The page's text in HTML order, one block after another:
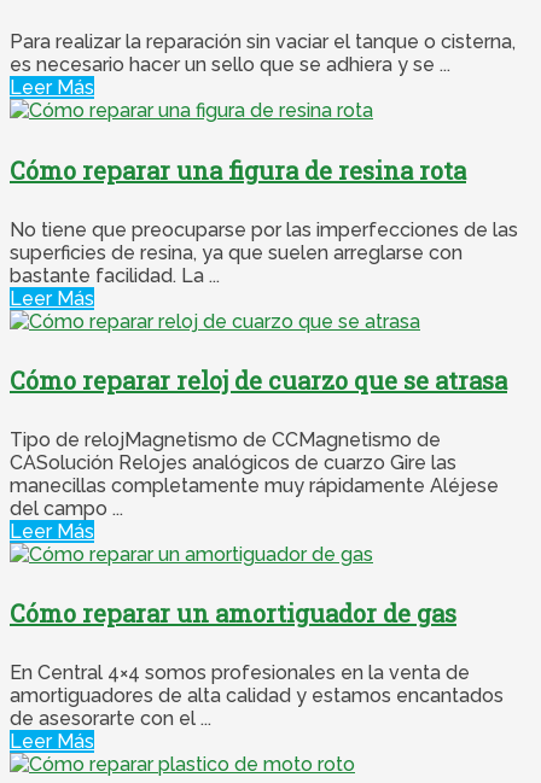
Para realizar la reparación sin vaciar el tanque o cisterna,
es necesario hacer un sello que se adhiera y se ...
Leer Más
Cómo reparar una figura de resina rota
No tiene que preocuparse por las imperfecciones de las
superficies de resina, ya que suelen arreglarse con
bastante facilidad. La ...
Leer Más
Cómo reparar reloj de cuarzo que se atrasa
Tipo de relojMagnetismo de CCMagnetismo de
CASolución Relojes analógicos de cuarzo Gire las
manecillas completamente muy rápidamente Aléjese
del campo ...
Leer Más
Cómo reparar un amortiguador de gas
En Central 4×4 somos profesionales en la venta de
amortiguadores de alta calidad y estamos encantados
de asesorarte con el ...
Leer Más